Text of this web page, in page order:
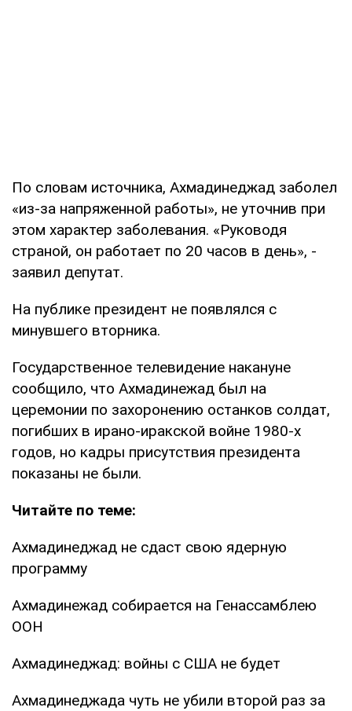
По словам источника, Ахмадинеджад заболел
«из-за напряженной работы», не уточнив при
этом характер заболевания. «Руководя
страной, он работает по 20 часов в день», -
заявил депутат.
На публике президент не появлялся с
минувшего вторника.
Государственное телевидение накануне
сообщило, что Ахмадинежад был на
церемонии по захоронению останков солдат,
погибших в ирано-иракской войне 1980-х
годов, но кадры присутствия президента
показаны не были.
Читайте по теме:
Ахмадинеджад не сдаст свою ядерную
программу
Ахмадинежад собирается на Генассамблею
ООН
Ахмадинеджад: войны с США не будет
Ахмадинеджада чуть не убили второй раз за